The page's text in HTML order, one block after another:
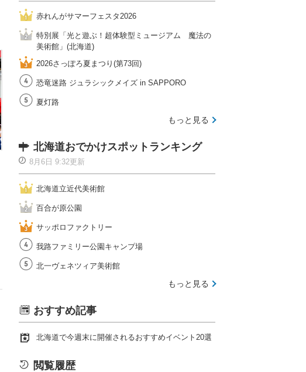
赤れんがサマーフェスタ2026
特別展「光と遊ぶ！超体験型ミュージアム 魔法の
美術館」(北海道)
2026さっぽろ夏まつり(第73回)
恐竜迷路 ジュラシックメイズ in SAPPORO
夏灯路
もっと見る
北海道おでかけスポットランキング
8月6日 9:32更新
北海道立近代美術館
百合が原公園
サッポロファクトリー
我路ファミリー公園キャンプ場
北一ヴェネツィア美術館
もっと見る
おすすめ記事
北海道で今週末に開催されるおすすめイベント20選
閲覧履歴